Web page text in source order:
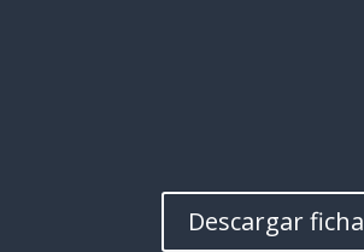
Descargar ficha